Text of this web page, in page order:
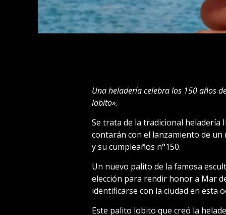
Una heladería celebra los 150 años
lobito».
Se trata de la tradicional heladería
contarán con el lanzamiento de
y su cumpleaños n°150.
Un nuevo palito de la famosa
elección para rendir honor a Mar
identificarse con la ciudad en esta
Este palito lobito que creó la